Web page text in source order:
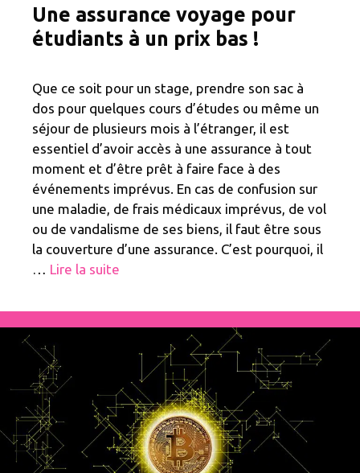
Une assurance voyage pour
étudiants à un prix bas !
Que ce soit pour un stage, prendre son sac à
dos pour quelques cours d’études ou même un
séjour de plusieurs mois à l’étranger, il est
essentiel d’avoir accès à une assurance à tout
moment et d’être prêt à faire face à des
événements imprévus. En cas de confusion sur
une maladie, de frais médicaux imprévus, de vol
ou de vandalisme de ses biens, il faut être sous
la couverture d’une assurance. C’est pourquoi, il
Lire la suite